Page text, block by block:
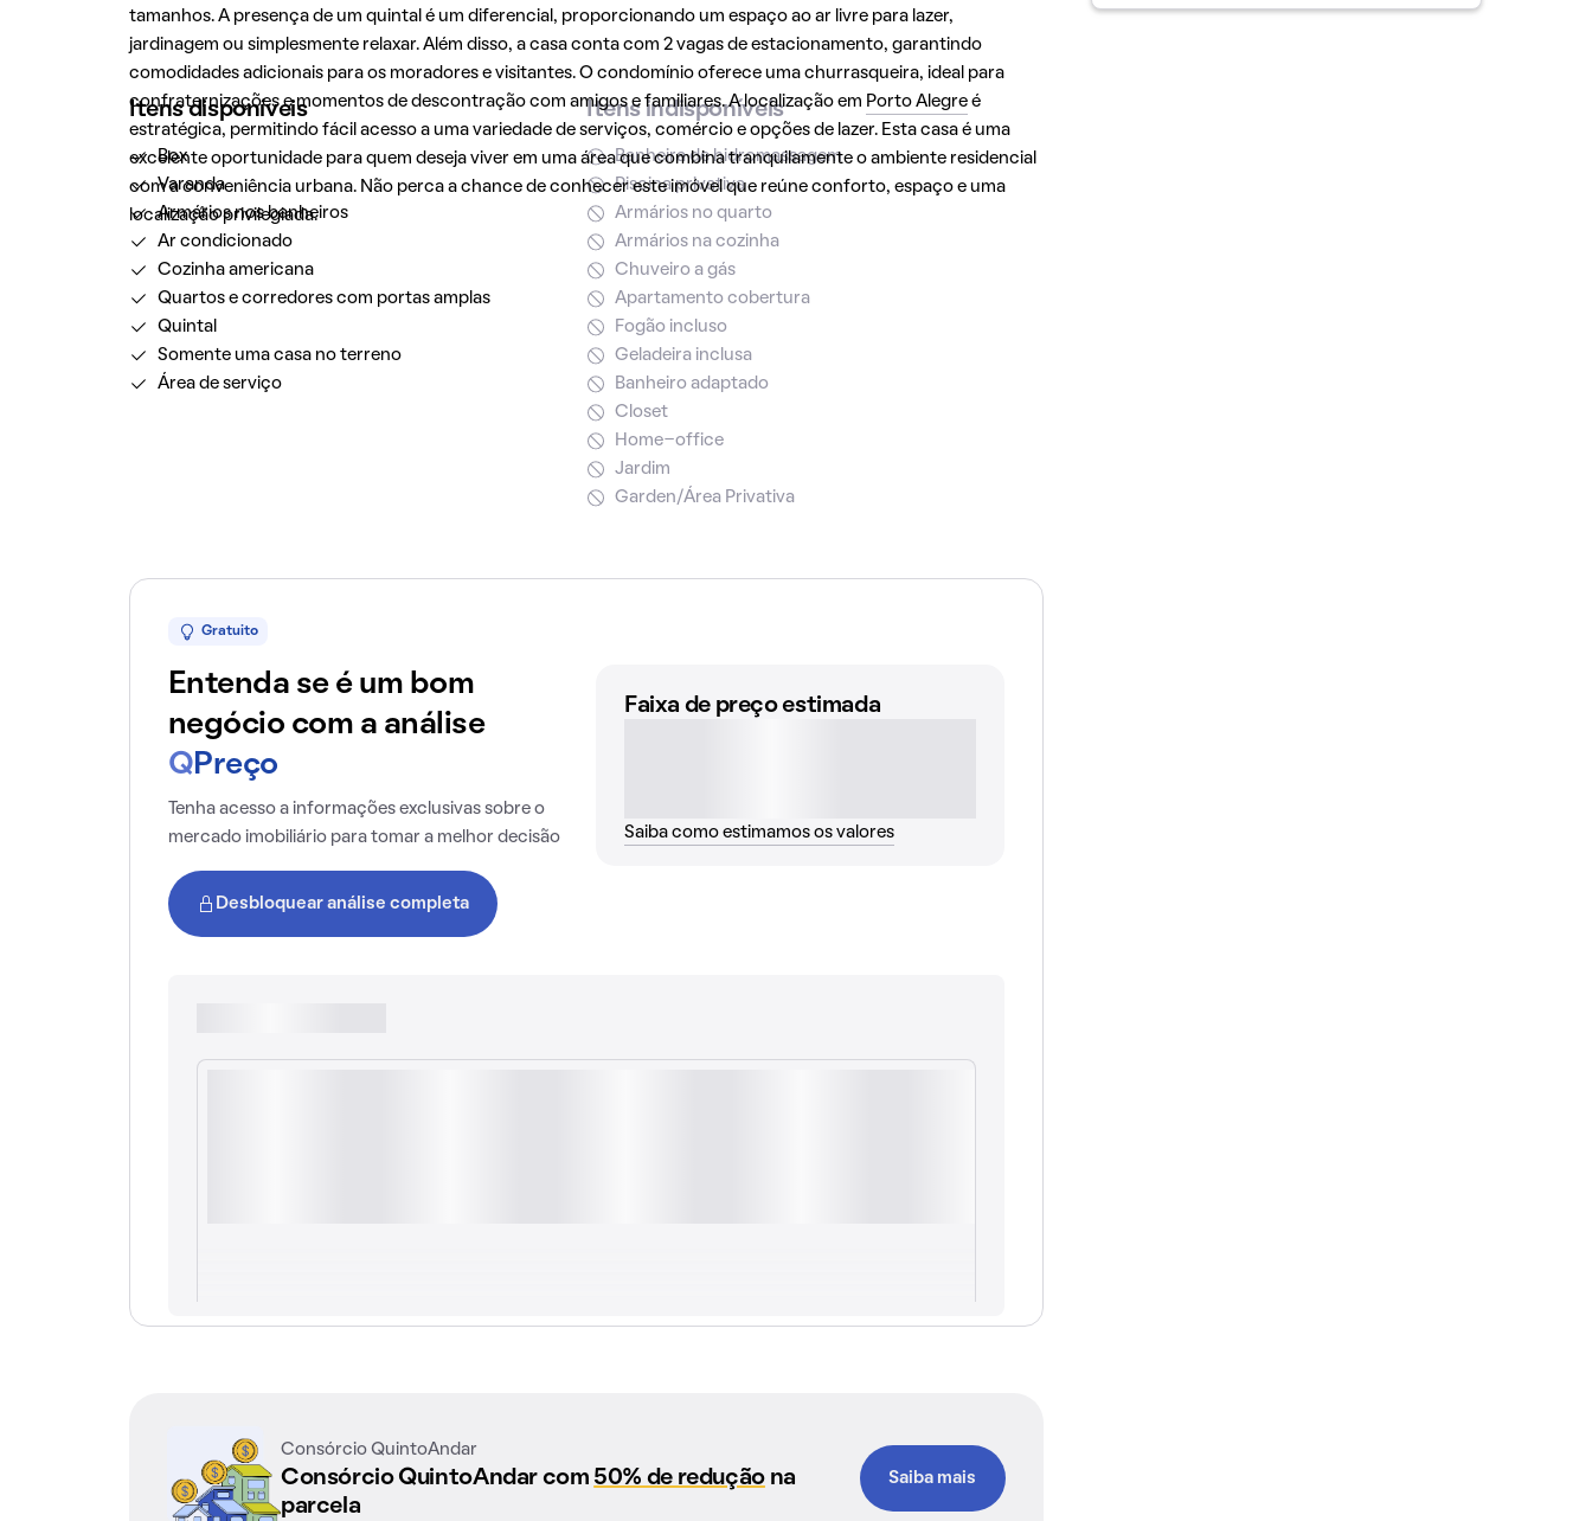
tamanhos. A presença de um quintal é um diferencial, proporcionando um espaço ao ar livre para lazer,
jardinagem ou simplesmente relaxar. Além disso, a casa conta com 2 vagas de estacionamento, garantindo
comodidades adicionais para os moradores e visitantes. O condomínio oferece uma churrasqueira, ideal para
confraternizações e momentos de descontração com amigos e familiares. A localização em Porto Alegreé
estratégica, permitindo fácil acesso a uma variedade de serviços, comércio e opções de lazer. Esta casa é uma
excelente oportunidade para quem deseja viver em uma área que combina tranquilamente o ambiente residencial
com a conveniência urbana. Não perca a chance de conhecer este imóvel que reúne conforto, espaço e uma
localização privilegiada.
Itens disponíveis
Box
Varanda
Armários nos banheiros
Ar condicionado
Cozinha americana
Quartos e corredores com portas amplas
Quintal
Somente uma casa no terreno
Área de serviço
Itens indisponíveis
Banheira de hidromassagem
Piscina privativa
Armários no quarto
Armários na cozinha
Chuveiro a gás
Apartamento cobertura
Fogão incluso
Geladeira inclusa
Banheiro adaptado
Closet
Home-office
Jardim
Garden/Área Privativa
Gratuito
Entenda se é um bom
negócio com a análise
Q Preço
Tenha acesso a informações exclusivas sobre o
mercado imobiliário para tomar a melhor decisão
Desbloquear análise completa
Faixa de preço estimada
Saiba como estimamos os valores
Consórcio QuintoAndar
Consórcio QuintoAndar com 50% de reduçãona
parcela
Saiba mais